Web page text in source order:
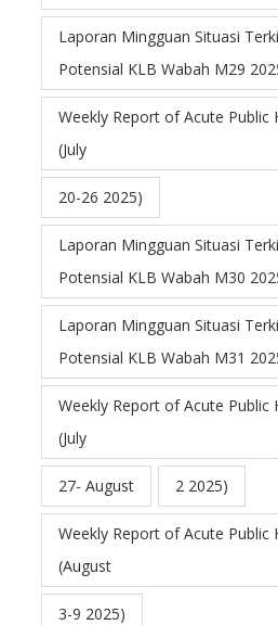
Laporan Mingguan Situasi
Potensial KLB Wabah M29
Weekly Report of Acute Public
(July
20-26 2025)
Laporan Mingguan Situasi
Potensial KLB Wabah M30
Laporan Mingguan Situasi
Potensial KLB Wabah M31
Weekly Report of Acute Public
(July
27- August 2 2025)
Weekly Report of Acute Public
(August
3-9 2025)